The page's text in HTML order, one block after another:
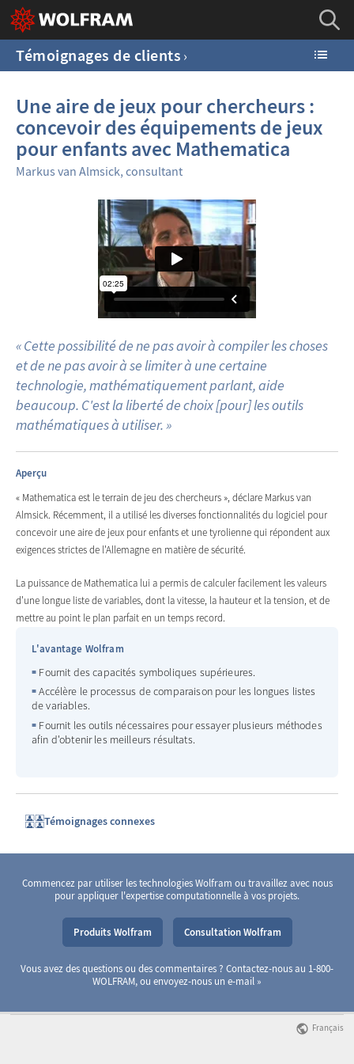
Témoignages de clients
Une aire de jeux pour chercheurs :
concevoir des équipements de jeux
pour enfants avec Mathematica
Markus van Almsick, consultant
« Cette possibilité de ne pas avoir à compiler les choses
et de ne pas avoir à se limiter à une certaine
technologie, mathématiquement parlant, aide
beaucoup. C'est la liberté de choix [pour] les outils
mathématiques à utiliser. »
Aperçu
« Mathematica est le terrain de jeu des chercheurs », déclare Markus van
Almsick. Récemment, il a utilisé les diverses fonctionnalités du logiciel pour
concevoir une aire de jeux pour enfants et une tyrolienne qui répondent aux
exigences strictes de l'Allemagne en matière de sécurité.
La puissance de Mathematica lui a permis de calculer facilement les valeurs
d'une longue liste de variables, dont la vitesse, la hauteur et la tension, et de
mettre au point le plan parfait en un temps record.
L'avantage Wolfram
Fournit des capacités symboliques supérieures.
Accélère le processus de comparaison pour les longues listes
de variables.
Fournit les outils nécessaires pour essayer plusieurs méthodes
afin d'obtenir les meilleurs résultats.
Témoignages connexes
Commencez par utiliser les technologies Wolfram ou travaillez avec nous
pour appliquer l'expertise computationnelle à vos projets.
Produits Wolfram Consultation Wolfram
Vous avez des questions ou des commentaires ? Contactez-nous au 1-800-
WOLFRAM, ou envoyez-nous un e-mail
Français